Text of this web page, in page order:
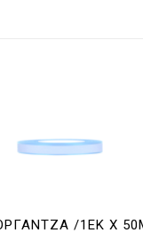
/1ΕΚ Χ